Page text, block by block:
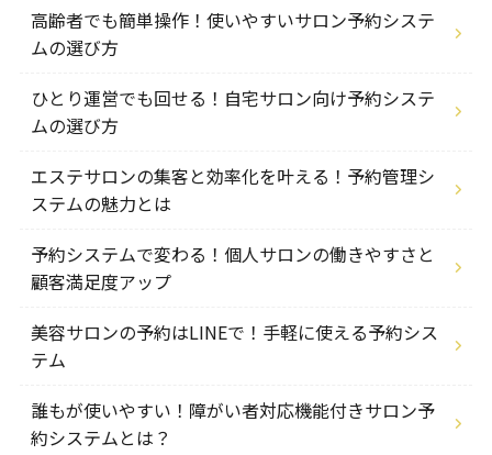
高齢者でも簡単操作！使いやすいサロン予約システ
ムの選び方
ひとり運営でも回せる！自宅サロン向け予約システ
ムの選び方
エステサロンの集客と効率化を叶える！予約管理シ
ステムの魅力とは
予約システムで変わる！個人サロンの働きやすさと
顧客満足度アップ
美容サロンの予約はLINEで！手軽に使える予約シス
テム
誰もが使いやすい！障がい者対応機能付きサロン予
約システムとは？